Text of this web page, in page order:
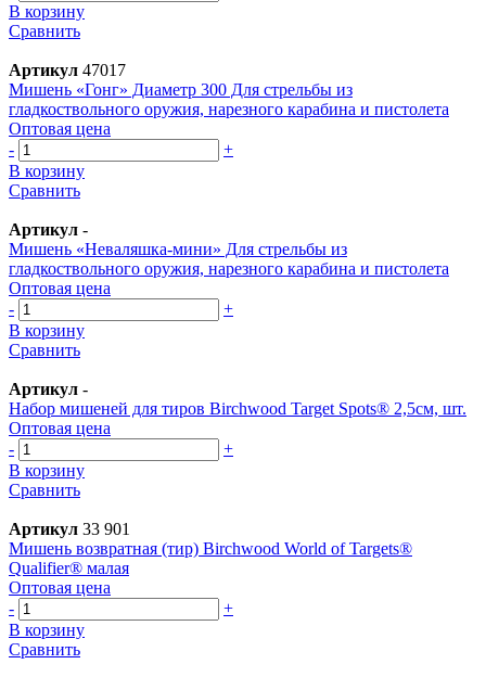
В корзину
Сравнить
Артикул 47017
Мишень «Гонг» Диаметр 300 Для стрельбы из
гладкоствольного оружия, нарезного карабина и пистолета
Оптовая цена
-
+
В корзину
Сравнить
Артикул -
Мишень «Неваляшка-мини» Для стрельбы из
гладкоствольного оружия, нарезного карабина и пистолета
Оптовая цена
-
+
В корзину
Сравнить
Артикул -
Набор мишеней для тиров Birchwood Target Spots® 2,5см, шт.
Оптовая цена
-
+
В корзину
Сравнить
Артикул 33 901
Мишень возвратная (тир) Birchwood World of Targets®
Qualifier® малая
Оптовая цена
-
+
В корзину
Сравнить